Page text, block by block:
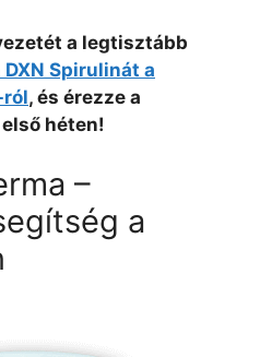
a legtisztább
DXN Spirulinát a
ról, és érezze a
héten!
–
a